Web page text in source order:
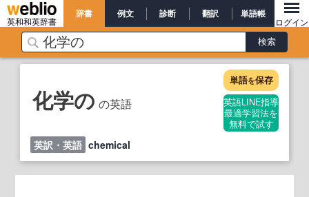
英和和英辞書
辞書 例文 診断 翻訳 単語帳
ログイン
化学の の英語
単語を保存
英語LINE指導
最適学習法を
無料で試す
英訳・英語 chemical